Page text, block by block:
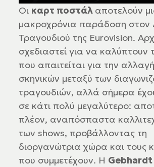
Οι καρτ ποστάλ αποτελούν
μακροχρόνια παράδοση στον
Τραγουδιού της Eurovision.
σχεδιαστεί για να καλύπτουν
που απαιτείται για την
σκηνικών μεταξύ των
τραγουδιών, αλλά σήμερα
σε κάτι πολύ μεγαλύτερο:
πλέον, αναπόσπαστα
των shows, προβάλλοντας τη
διοργανώτρια χώρα και τους
που συμμετέχουν. Η Gebhardt